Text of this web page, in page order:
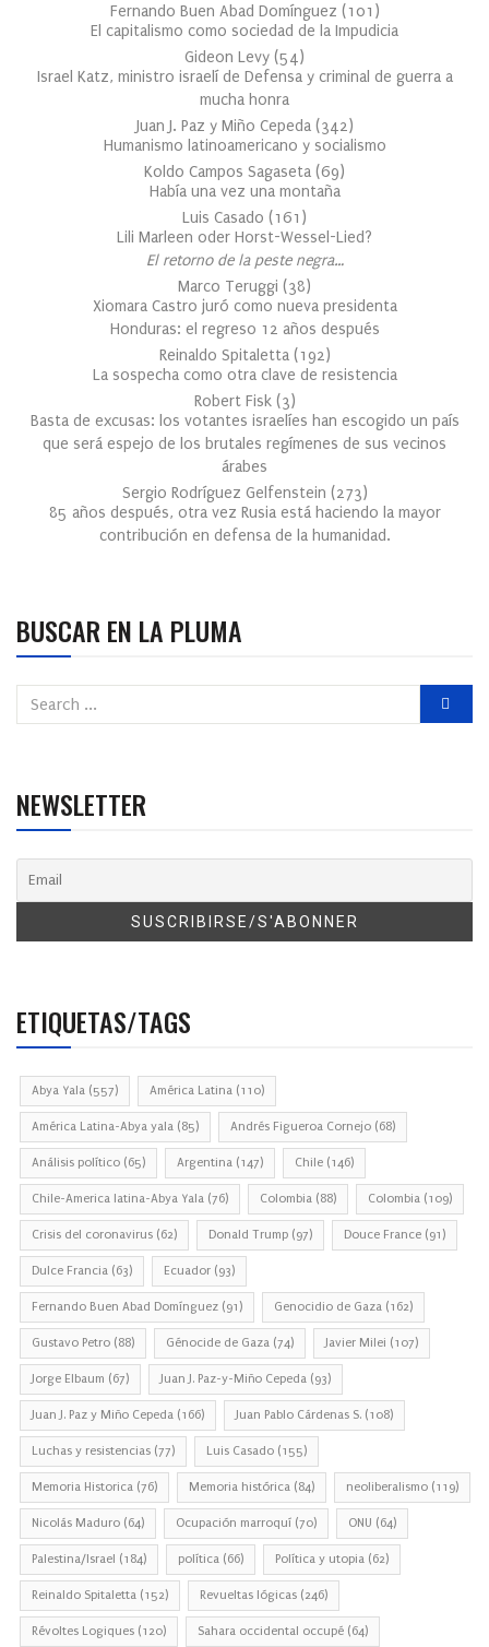
Fernando Buen Abad Domínguez (101 )
El capitalismo como sociedad de la Impudicia
Gideon Levy (54)
Israel Katz, ministro israelí de Defensa y criminal de guerra a
mucha honra
Juan J. Paz y Miño Cepeda (342)
Humanismo latinoamericano y socialismo
Koldo Campos Sagaseta (69)
Había una vez una montaña
Luis Casado (161 )
Lili Marleen oder Horst-Wessel-Lied?
El retorno de la peste negra…
Marco Teruggi (38)
Xiomara Castro juró como nueva presidenta
Honduras: el regreso 12 años después
Reinaldo Spitaletta (192)
La sospecha como otra clave de resistencia
Robert Fisk (3)
Basta de excusas: los votantes israelíes han escogido un país
que será espejo de los brutales regímenes de sus vecinos
árabes
Sergio Rodríguez Gelfenstein (273)
85 años después, otra vez Rusia está haciendo la mayor
contribución en defensa de la humanidad.
BUSCAR EN LA PLUMA
NEWSLETTER
ETIQUETAS/TAGS
Abya Yala (557) América Latina (110)
América Latina-Abya yala (85) Andrés Figueroa Cornejo (68)
Análisis político (65) Argentina (147) Chile (146)
Chile-America latina-Abya Yala (76) Colombia (88) Colombia (109)
Crisis del coronavirus (62) Donald Trump (97) Douce France (91)
Dulce Francia (63) Ecuador (93)
Fernando Buen Abad Domínguez (91) Genocidio de Gaza (162)
Gustavo Petro (88) Génocide de Gaza (74) Javier Milei (107)
Jorge Elbaum (67) Juan J. Paz-y-Miño Cepeda (93)
Juan J. Paz y Miño Cepeda (166) Juan Pablo Cárdenas S. (108)
Luchas y resistencias (77) Luis Casado (155)
Memoria Historica (76) Memoria histórica (84) neoliberalismo (119)
Nicolás Maduro (64) Ocupación marroquí (70) ONU (64)
Palestina/Israel (184) política (66) Política y utopia (62)
Reinaldo Spitaletta (152) Revueltas lógicas (246)
Révoltes Logiques (120) Sahara occidental occupé (64)